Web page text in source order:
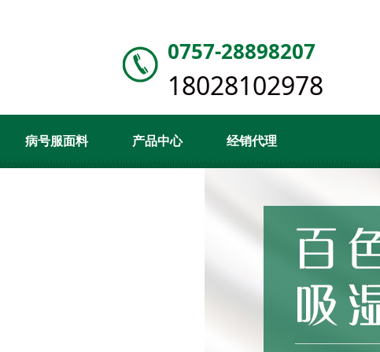
0757-28898207
18028102978
病号服面料 产品中心 经销代理